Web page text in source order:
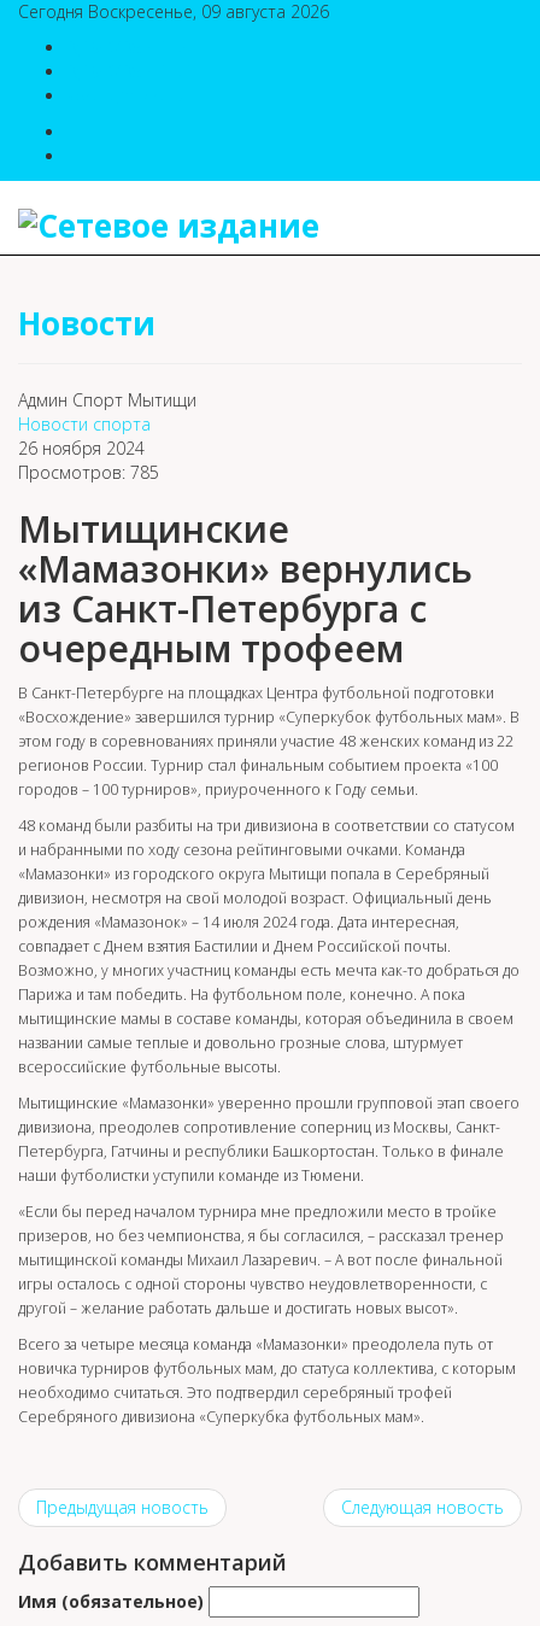
Сегодня Воскресенье, 09 августа 2026
Новости
Админ Спорт Мытищи
Новости спорта
26 ноября 2024
Просмотров: 785
Мытищинские
«Мамазонки» вернулись
из Санкт-Петербурга с
очередным трофеем
В Санкт-Петербурге на площадках Центра футбольной подготовки
«Восхождение» завершился турнир «Суперкубок футбольных мам». В
этом году в соревнованиях приняли участие 48 женских команд из 22
регионов России. Турнир стал финальным событием проекта «100
городов – 100 турниров», приуроченного к Году семьи.
48 команд были разбиты на три дивизиона в соответствии со статусом
и набранными по ходу сезона рейтинговыми очками. Команда
«Мамазонки» из городского округа Мытищи попала в Серебряный
дивизион, несмотря на свой молодой возраст. Официальный день
рождения «Мамазонок» – 14 июля 2024 года. Дата интересная,
совпадает с Днем взятия Бастилии и Днем Российской почты.
Возможно, у многих участниц команды есть мечта как-то добраться до
Парижа и там победить. На футбольном поле, конечно. А пока
мытищинские мамы в составе команды, которая объединила в своем
названии самые теплые и довольно грозные слова, штурмует
всероссийские футбольные высоты.
Мытищинские «Мамазонки» уверенно прошли групповой этап своего
дивизиона, преодолев сопротивление соперниц из Москвы, Санкт-
Петербурга, Гатчины и республики Башкортостан. Только в финале
наши футболистки уступили команде из Тюмени.
«Если бы перед началом турнира мне предложили место в тройке
призеров, но без чемпионства, я бы согласился, – рассказал тренер
мытищинской команды Михаил Лазаревич. – А вот после финальной
игры осталось с одной стороны чувство неудовлетворенности, с
другой – желание работать дальше и достигать новых высот».
Всего за четыре месяца команда «Мамазонки» преодолела путь от
новичка турниров футбольных мам, до статуса коллектива, с которым
необходимо считаться. Это подтвердил серебряный трофей
Серебряного дивизиона «Суперкубка футбольных мам».
Предыдущая новость Следующая новость
Добавить комментарий
Имя (обязательное)